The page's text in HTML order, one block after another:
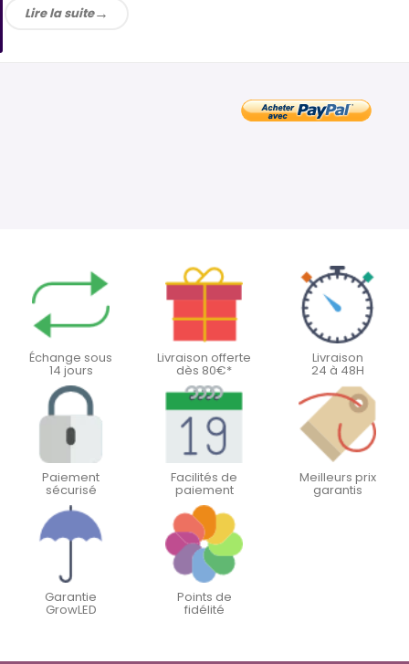
Lire la suite
Échange sous
14 jours
Livraison offerte
dès 80€*
Livraison
24 à 48H
Paiement
sécurisé
Facilités de
paiement
Meilleurs prix
garantis
Garantie
GrowLED
Points de
fidélité